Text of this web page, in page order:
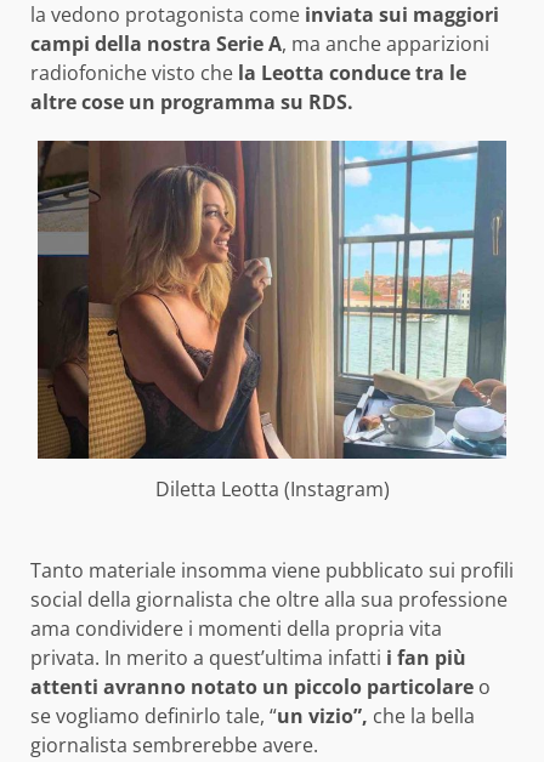
la vedono protagonista come inviata sui maggiori
campi della nostra Serie A, ma anche apparizioni
radiofoniche visto che la Leotta conduce tra le
altre cose un programma su RDS.
Diletta Leotta (Instagram)
Tanto materiale insomma viene pubblicato sui profili
social della giornalista che oltre alla sua professione
ama condividere i momenti della propria vita
privata. In merito a quest’ultima infatti i fan più
attenti avranno notato un piccolo particolare o
se vogliamo definirlo tale, “un vizio”, che la bella
giornalista sembrerebbe avere.